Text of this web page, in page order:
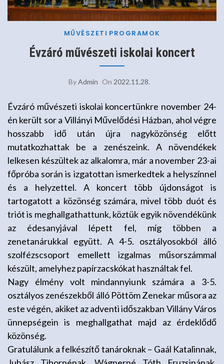
MŰVÉSZETI PROGRAMOK
Évzáró művészeti iskolai koncert
ByAdmin On 2022.11.28.
Évzáró művészeti iskolai koncertünkre november 24-
én került sor a Villányi Művelődési Házban, ahol végre
hosszabb idő után újra nagyközönség előtt
mutatkozhattak be a zenészeink. A növendékek
lelkesen készültek az alkalomra, már a november 23-ai
főpróba során is izgatottan ismerkedtek a helyszínnel
és a helyzettel. A koncert több újdonságot is
tartogatott a közönség számára, mivel több duót és
triót is meghallgathattunk, köztük egyik növendékünk
az édesanyjával lépett fel, míg többen a
zenetanárukkal együtt. A 4-5. osztályosokból álló
szolfézscsoport emellett izgalmas műsorszámmal
készült, amelyhez papírzacskókat használtak fel.
Nagy élmény volt mindannyiunk számára a 3-5.
osztályos zenészekből álló Pöttöm Zenekar műsora az
este végén, akiket az adventi időszakban Villány Város
ünnepségein is meghallgathat majd az érdeklődő
közönség.
Gratulálunk a felkészítő tanároknak – Gaál Katalinnak,